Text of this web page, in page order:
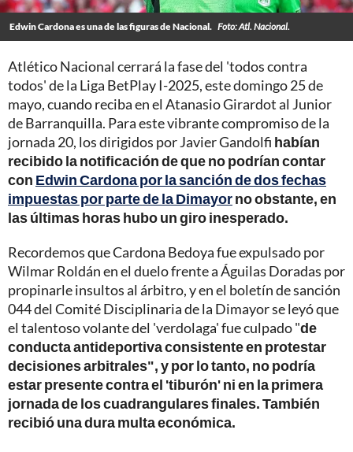
Edwin Cardona es una de las figuras de Nacional. Foto: Atl. Nacional.
Atlético Nacional cerrará la fase del 'todos contra
todos' de la Liga BetPlay I-2025, este domingo 25 de
mayo, cuando reciba en el Atanasio Girardot al Junior
de Barranquilla. Para este vibrante compromiso de la
jornada 20, los dirigidos por Javier Gandolfi habían
recibido la notificación de que no podrían contar
con Edwin Cardona por la sanción de dos fechas
impuestas por parte de la Dimayorno obstante, en
las últimas horas hubo un giro inesperado.
Recordemos que Cardona Bedoya fue expulsado por
Wilmar Roldán en el duelo frente a Águilas Doradas por
propinarle insultos al árbitro, y en el boletín de sanción
044 del Comité Disciplinaria de la Dimayor se leyó que
el talentoso volante del 'verdolaga' fue culpado "de
conducta antideportiva consistente en protestar
decisiones arbitrales", y por lo tanto, no podría
estar presente contra el 'tiburón' ni en la primera
jornada de los cuadrangulares finales. También
recibió una dura multa económica.